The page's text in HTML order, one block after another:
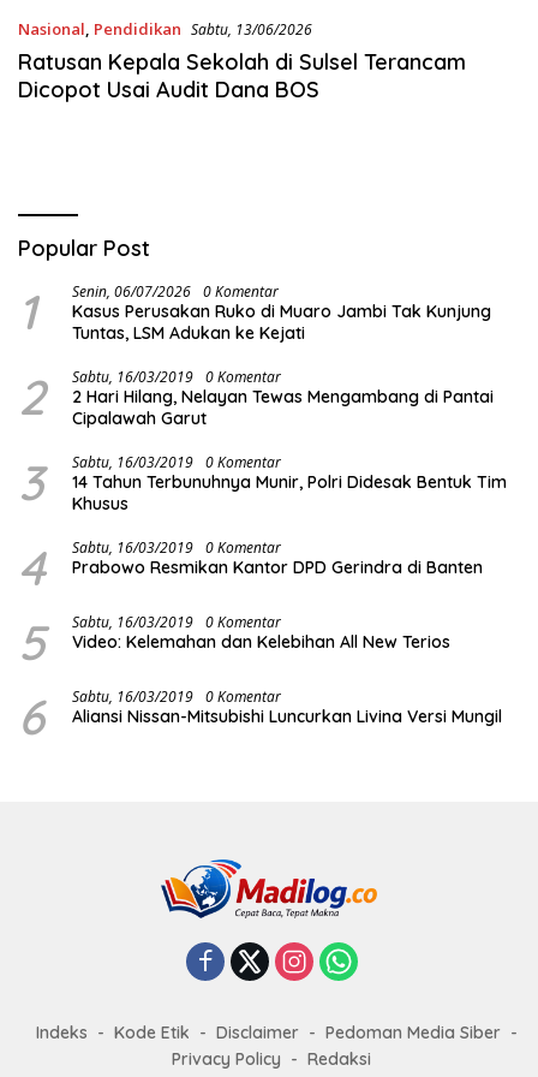
Nasional, Pendidikan Sabtu, 13/06/2026
Ratusan Kepala Sekolah di Sulsel Terancam
Dicopot Usai Audit Dana BOS
Popular Post
1 Senin, 06/07/2026 0 Komentar
Kasus Perusakan Ruko di Muaro Jambi Tak Kunjung
Tuntas, LSM Adukan ke Kejati
2 Sabtu, 16/03/2019 0 Komentar
2 Hari Hilang, Nelayan Tewas Mengambang di Pantai
Cipalawah Garut
3 Sabtu, 16/03/2019 0 Komentar
14 Tahun Terbunuhnya Munir, Polri Didesak Bentuk Tim
Khusus
4 Sabtu, 16/03/2019 0 Komentar
Prabowo Resmikan Kantor DPD Gerindra di Banten
5 Sabtu, 16/03/2019 0 Komentar
Video: Kelemahan dan Kelebihan All New Terios
6 Sabtu, 16/03/2019 0 Komentar
Aliansi Nissan-Mitsubishi Luncurkan Livina Versi Mungil
Indeks Kode Etik Disclaimer
Pedoman Media Siber
Privacy Policy
Redaksi